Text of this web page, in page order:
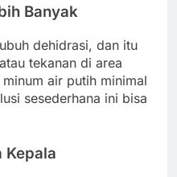
Banyak
dehidrasi, dan itu
tekanan di area
air putih minimal
sesederhana ini bisa
Kepala